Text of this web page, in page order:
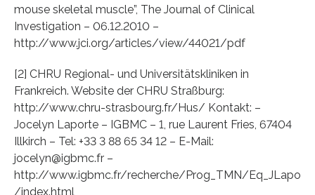
mouse skeletal muscle”, The Journal of Clinical
Investigation – 06.12.2010 –
http://www.jci.org/articles/view/44021/pdf
[2] CHRU Regional- und Universitätskliniken in
Frankreich. Website der CHRU Straßburg:
http://www.chru-strasbourg.fr/Hus/ Kontakt: –
Jocelyn Laporte – IGBMC – 1, rue Laurent Fries, 67404
Illkirch – Tel: +33 3 88 65 34 12 – E-Mail:
jocelyn@igbmc.fr –
http://www.igbmc.fr/recherche/Prog_TMN/Eq_JLapo
/index.html